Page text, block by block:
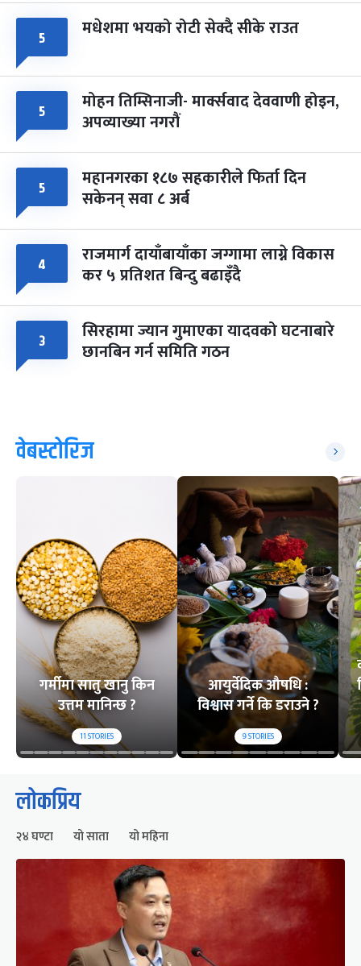
५ मधेशमा भयको रोटी सेक्दै सीके राउत
५ मोहन तिम्सिनाजी- मार्क्सवाद देववाणी होइन,
अपव्याख्या नगरौं
५ महानगरका १८७ सहकारीले फिर्ता दिन
सकेनन् सवा ८ अर्ब
४ राजमार्ग दायाँबायाँका जग्गामा लाग्ने विकास
कर ५ प्रतिशत बिन्दु बढाइँदै
३ सिरहामा ज्यान गुमाएका यादवको घटनाबारे
छानबिन गर्न समिति गठन
वेबस्टोरिज
गर्मीमा सातु खानु किन
उत्तम मानिन्छ ?
11STORIES
आयुर्वेदिक औषधि :
विश्वास गर्ने कि डराउने ?
9STORIES
लोकप्रिय
२४ घण्टा यो साता यो महिना